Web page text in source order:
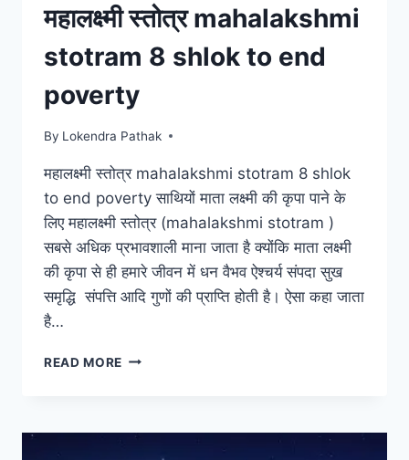
(NAUKRI
PANE
UPAY)-
TO
DESIRED
EASILY
महालक्ष्मी स्तोत्र mahalakshmi
stotram 8 shlok to end
poverty
By Lokendra Pathak
महालक्ष्मी स्तोत्र mahalakshmi stotram 8 shlok
to end poverty साथियों माता लक्ष्मी की कृपा पाने के
लिए महालक्ष्मी स्तोत्र (mahalakshmi stotram )
सबसे अधिक प्रभावशाली माना जाता है क्योंकि माता लक्ष्मी
की कृपा से ही हमारे जीवन में धन वैभव ऐश्चर्य संपदा सुख
समृद्धि संपत्ति आदि गुणों की प्राप्ति होती है। ऐसा कहा जाता
है…
READ MORE महालक्ष्मी
8